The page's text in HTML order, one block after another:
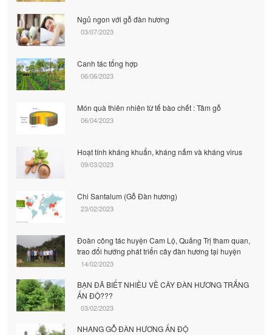
Ngủ ngon với gỗ đàn hương
03/07/2023
Canh tác tổng hợp
06/06/2023
Món quà thiên nhiên từ tế bào chết : Tâm gỗ
06/04/2023
Hoạt tính kháng khuẩn, kháng nấm và kháng virus
09/03/2023
Chi Santalum (Gỗ Đàn hương)
23/02/2023
Đoàn công tác huyện Cam Lộ, Quảng Trị tham quan,
trao đổi hướng phát triển cây đàn hương tại huyện
14/02/2023
BẠN ĐÃ BIẾT NHIỀU VỀ CÂY ĐÀN HƯƠNG TRẮNG
ẤN ĐỘ???
03/02/2023
NHANG GỖ ĐÀN HƯƠNG ẤN ĐỘ